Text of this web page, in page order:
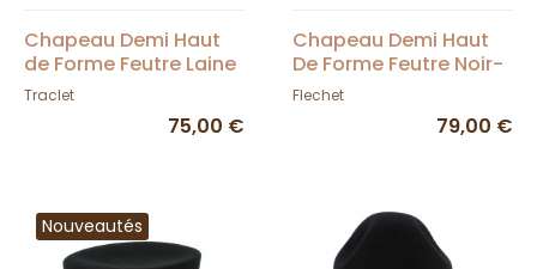
Chapeau Demi Haut
de Forme Feutre Laine
Noir - Traclet
Traclet
75,00 €
Chapeau Demi Haut
De Forme Feutre Noir-
Fléchet
Flechet
79,00 €
Nouveautés